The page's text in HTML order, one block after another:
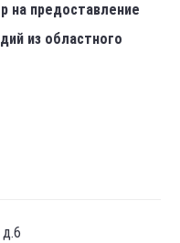
на предоставление
из областного